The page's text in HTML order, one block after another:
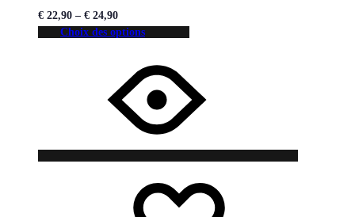
€ 22,90 – € 24,90
Choix des options